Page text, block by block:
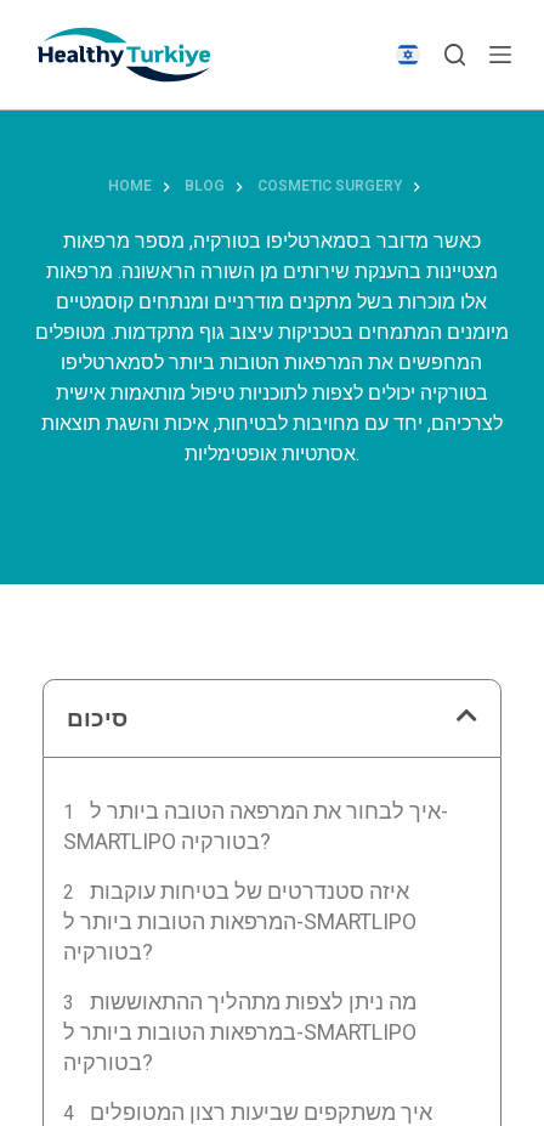
p
HOME BLOG COSMETIC SURGERY
כאשר מדובר בסמארטליפו בטורקיה, מספר מרפאות
מצטיינות בהענקת שירותים מן השורה הראשונה. מרפאות
אלו מוכרות בשל מתקנים מודרניים ומנתחים קוסמטיים
מיומנים המתמחים בטכניקות עיצוב גוף מתקדמות. מטופלים
המחפשים את המרפאות הטובות ביותר לסמארטליפו
בטורקיה יכולים לצפות לתוכניות טיפול מותאמות אישית
לצרכיהם, יחד עם מחויבות לבטיחות, איכות והשגת תוצאות
אסתטיות אופטימליות.
סיכום
איך לבחור את המרפאה הטובה ביותר ל-
SMARTLIPO בטורקיה?
איזה סטנדרטים של בטיחות עוקבות
המרפאות הטובות ביותר ל-SMARTLIPO
בטורקיה?
מה ניתן לצפות מתהליך ההתאוששות
במרפאות הטובות ביותר ל-SMARTLIPO
בטורקיה?
איך משתקפים שביעות רצון המטופלים